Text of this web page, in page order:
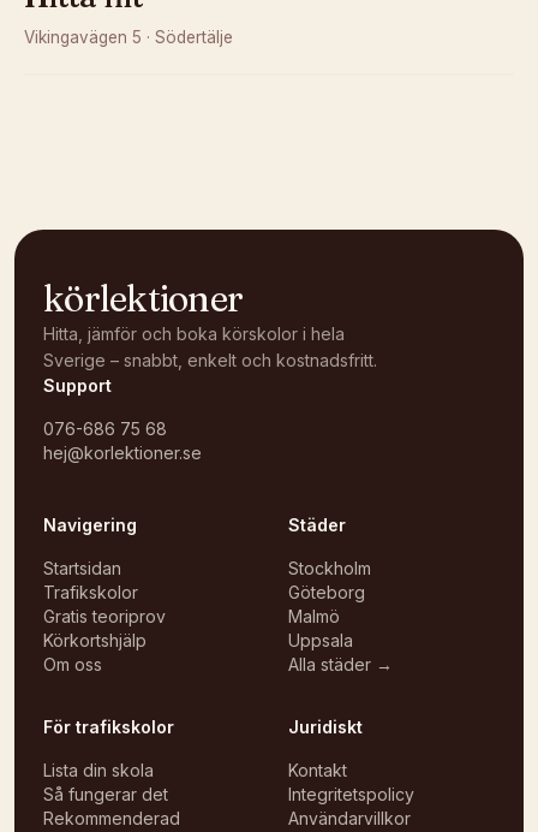
Vikingavägen 5 · Södertälje
körlektioner
Hitta, jämför och boka körskolor i hela
Sverige – snabbt, enkelt och kostnadsfritt.
Support
076-686 75 68
hej@korlektioner.se
Navigering
Startsidan
Trafikskolor
Gratis teoriprov
Körkortshjälp
Om oss
Städer
Stockholm
Göteborg
Malmö
Uppsala
Alla städer →
För trafikskolor
Lista din skola
Så fungerar det
Rekommenderad
Juridiskt
Kontakt
Integritetspolicy
Användarvillkor